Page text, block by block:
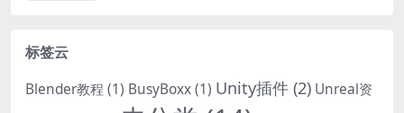
标签云
Blender教程 (1) BusyBoxx(1) Unity插件 (2) Unreal资